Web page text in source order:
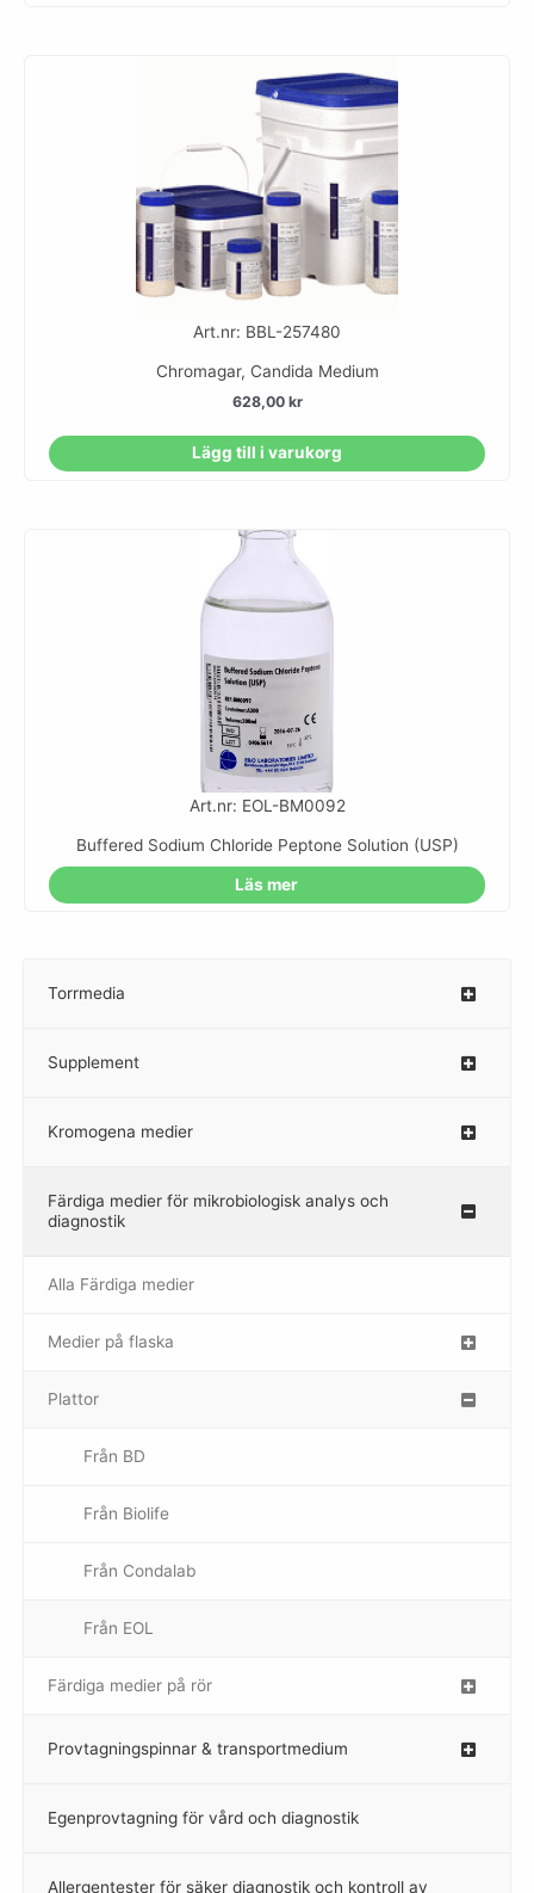
Art.nr: BBL-257480
Chromagar, Candida Medium
628,00 kr
Lägg till i varukorg
Art.nr: EOL-BM0092
Buffered Sodium Chloride Peptone Solution (USP)
Läs mer
Torrmedia
–
Supplement
–
Kromogena medier
–
Färdiga medier för mikrobiologisk analys och
diagnostik
Alla Färdiga medier
Medier på flaska
–
Plattor
–
Från BD
Från Biolife
–
Från Condalab
Från EOL
–
Färdiga medier på rör
–
Provtagningspinnar & transportmedium
–
Egenprovtagning för vård och diagnostik
–
Allergentester för säker diagnostik och kontroll av
–